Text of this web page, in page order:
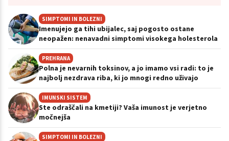
SIMPTOMI IN BOLEZNI
Imenujejo ga tihi ubijalec, saj pogosto ostane
neopažen: nenavadni simptomi visokega holesterola
PREHRANA
Polna je nevarnih toksinov, a jo imamo vsi radi: to je
najbolj nezdrava riba, ki jo mnogi redno uživajo
IMUNSKI SISTEM
Ste odraščali na kmetiji? Vaša imunost je verjetno
močnejša
SIMPTOMI IN BOLEZNI